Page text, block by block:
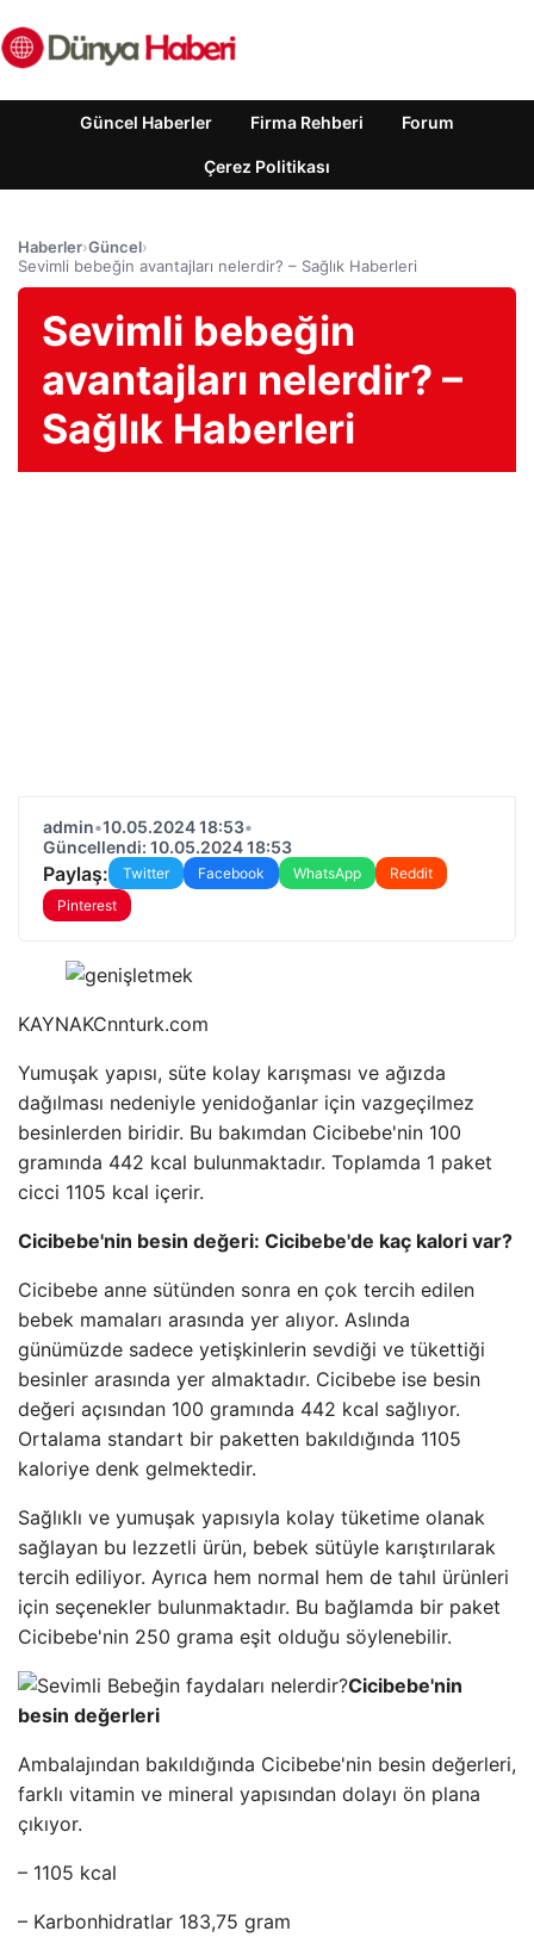
Güncel Haberler Firma Rehberi Forum
Çerez Politikası
Haberler›Güncel›
Sevimli bebeğin avantajları nelerdir? – Sağlık Haberleri
Sevimli bebeğin
avantajları nelerdir? –
Sağlık Haberleri
admin•10.05.2024 18:53•
Güncellendi: 10.05.2024 18:53
Paylaş: Twitter Facebook WhatsApp
Reddit
Pinterest
KAYNAKCnnturk.com
Yumuşak yapısı, süte kolay karışması ve ağızda
dağılması nedeniyle yenidoğanlar için vazgeçilmez
besinlerden biridir. Bu bakımdan Cicibebe'nin 100
gramında 442 kcal bulunmaktadır. Toplamda 1 paket
cicci 1105 kcal içerir.
Cicibebe'nin besin değeri: Cicibebe'de kaç kalori var?
Cicibebe anne sütünden sonra en çok tercih edilen
bebek mamaları arasında yer alıyor. Aslında
günümüzde sadece yetişkinlerin sevdiği ve tükettiği
besinler arasında yer almaktadır. Cicibebe ise besin
değeri açısından 100 gramında 442 kcal sağlıyor.
Ortalama standart bir paketten bakıldığında 1105
kaloriye denk gelmektedir.
Sağlıklı ve yumuşak yapısıyla kolay tüketime olanak
sağlayan bu lezzetli ürün, bebek sütüyle karıştırılarak
tercih ediliyor. Ayrıca hem normal hem de tahıl ürünleri
için seçenekler bulunmaktadır. Bu bağlamda bir paket
Cicibebe'nin 250 grama eşit olduğu söylenebilir.
Cicibebe'nin
besin değerleri
Ambalajından bakıldığında Cicibebe'nin besin değerleri,
farklı vitamin ve mineral yapısından dolayı ön plana
çıkıyor.
– 1105 kcal
– Karbonhidratlar 183,75 gram